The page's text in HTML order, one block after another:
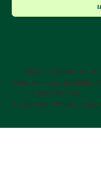
Plaza Ciudadela, Av. Dr.
Santo Domingo, República
+1 829 689 7963
© 2025 por Afrosura. Rep.